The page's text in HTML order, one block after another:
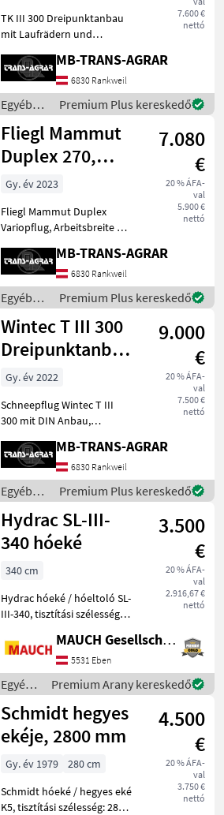
und Lauf
7.600 €
nettó
TK III 300 Dreipunktanbau
mit Laufrädern und
300 mit Dreipunktanbau,
Räumbreite von 2, 43 m bis
3, 00 m. Eigengewicht: 850
kg, Pflughöhe:
MB-TRANS-AGRAR
6830 Rankweil
Egyéb
traktor
tartozékok
/ Wintec
Premium Plus kereskedő
Fliegl Mammut
Duplex 270,
verzinkt und
lackiert
7.080
€
20 % ÁFA-
val
5.900 €
nettó
Gy. év 2023
Fliegl Mammut Duplex
Variopflug, Arbeitsbreite 2,
Kunsstoffschürfleiste,
Umrissleuchten, el.
Steuerung für Schwenkung,
Federklappensicherung der
MB-TRANS-AGRAR
6830 Rankweil
Egyéb
traktor
tartozékok
/ Fliegl
Premium Plus kereskedő
Wintec T III 300
Dreipunktanbau
- Platte optional
9.000
€
20 % ÁFA-
val
7.500 €
nettó
Gy. év 2022
Schneepflug Wintec T III
300 mit DIN Anbau,
3, 00 m. Eigengewicht: 810
kg, Pflughöhe: 1, 02 m
(Mitte); 1, 17 m (Außen), 3-
teilig, hydraulisch
MB-TRANS-AGRAR
6830 Rankweil
Egyéb
traktor
tartozékok
/ Wintec
Premium Plus kereskedő
Hydrac SL-III-
340 hóeké
3.500
€
20 % ÁFA-
val
2.916,67 €
nettó
340 cm
Hydrac hóeké / hóeltoló SL-
III-340, tisztítási szélesség:
MAGÁNELADÁS!! lemezes
gyorscsatlakozó, Hótoló
pajzs élei: Hótoló acél élei, :
l
MAUCH Gesellschaft m.b.H. & Co.KG, Eben
5531 Eben
Egyéb
traktor
tartozékok
/
Hydrac
Premium Arany kereskedő
Schmidt hegyes
ekéje, 2800 mm
4.500
€
20 % ÁFA-
val
3.750 €
nettó
Gy. év 1979
280 cm
Schmidt hóeké / hegyes eké
K5, tisztítási szélesség: 2800